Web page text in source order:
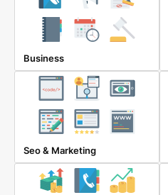
Business
Seo & Marketing